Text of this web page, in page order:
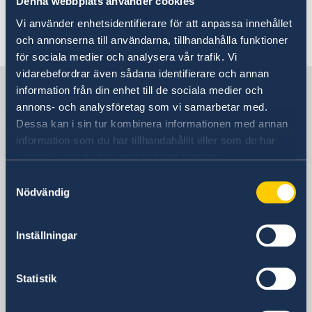
Vi använder enhetsidentifierare för att anpassa innehållet
och annonserna till användarna, tillhandahålla funktioner
för sociala medier och analysera vår trafik. Vi
vidarebefordrar även sådana identifierare och annan
information från din enhet till de sociala medier och
annons- och analysföretag som vi samarbetar med.
Dessa kan i sin tur kombinera informationen med annan
information som du har tillhandahållit eller som de har
samlat in när du har använt deras tjänster.
Nödvändig
Inställningar
Statistik
Senast uppdaterad 27 juli 2026, 10.03
Sverige i Tyskland
Sveriges ambassad
Tyskland, Berlin
Svenska konsulat
Telefon:
Düsseldorf